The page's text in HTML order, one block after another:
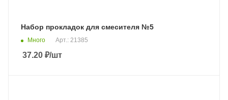
Набор прокладок для смесителя №5
Много Арт.: 21385
37.20 ₽/шт